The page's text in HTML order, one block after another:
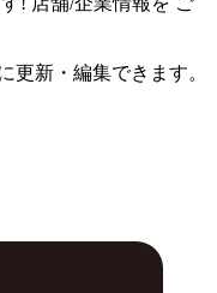
更新・編集できます。